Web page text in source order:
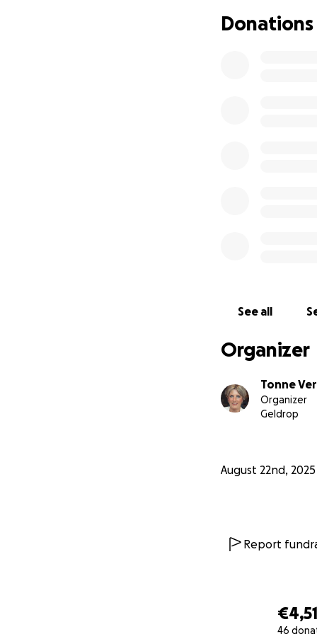
46
Daarnaast leidt
Samen kunnen
krijgen.
Donations
See all
Organizer
Tonne
Organizer
Geldrop
August 22nd, 2025
Report